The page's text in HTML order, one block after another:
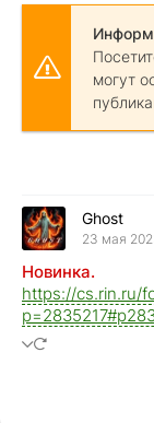
могут
Ghost
23 мая
Новинка.
https://cs.rin.ru/